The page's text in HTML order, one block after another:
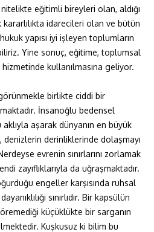
eğitimli bireyleri olan, aldığı
idarecileri olan ve bütün
yapısı iyi işleyen toplumların
Yine sonuç, eğitime, toplumsal
kullanılmasına geliyor.
birlikte ciddi bir
İnsanoğlu bedensel
aklıyla aşarak dünyanın en büyük
denizlerin derinliklerinde dolaşmayı
evrenin sınırlarını zorlamak
zayıflıklarıyla da uğraşmaktadır.
engeller karşısında ruhsal
sınırlıdır. Bir kapsülün
küçüklükte bir sarganın
Kuşkusuz ki bilim bu